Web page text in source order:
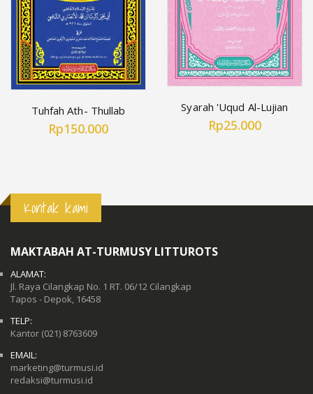
Tuhfah Ath- Thullab
Rp150.000
Syarah 'Uqud Al-Lujian
Rp25.000
Kontak kami
MAKTABAH AT-TURMUSY LITTUROTS
ALAMAT:
Jl. Raya Cilangkap No. 1 RT. 06/12 Cilangkap
Tapos - Depok, 16458
TELP:
Kantor (021) 8763609
EMAIL:
marketing@turmusi.id
redaksi@turmusi.id